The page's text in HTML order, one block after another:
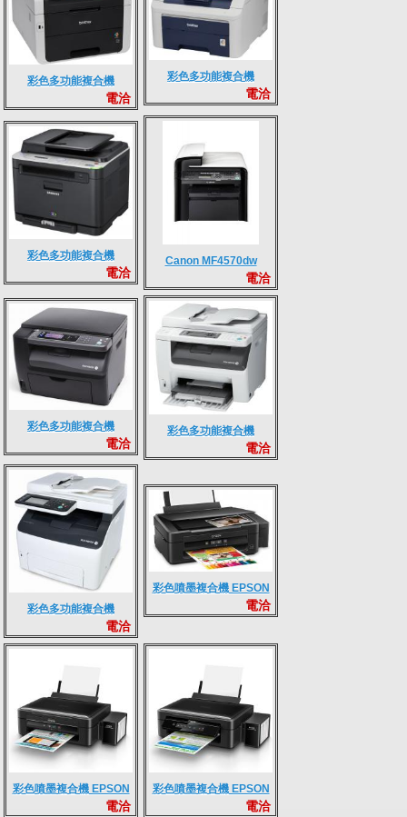
彩色多功能複合機
BROTHER MFC-9330
電洽
彩色多功能複合機
BROTHER MFC-
9120CN
電洽
彩色多功能複合機
SAMSUNG CLX-
3185FN
電洽
Canon MF4570dw
電洽
彩色多功能複合機
DocuPrint CM115w電洽
彩色多功能複合機
DocuPrint CM215fw
電洽
彩色多功能複合機
DocuPrint CM225fw
電洽
彩色噴墨複合機 EPSON
電洽
彩色噴墨複合機 EPSON
電洽
彩色噴墨複合機 EPSON
電洽